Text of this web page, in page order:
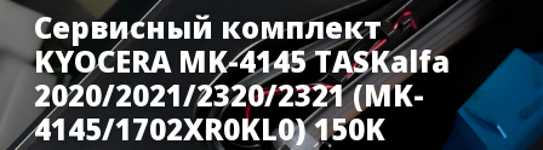
Сервисный комплект
KYOCERA MK-4145 TASKalfa
2020/2021/2320/2321 (MK-
4145/1702XR0KL0) 150K